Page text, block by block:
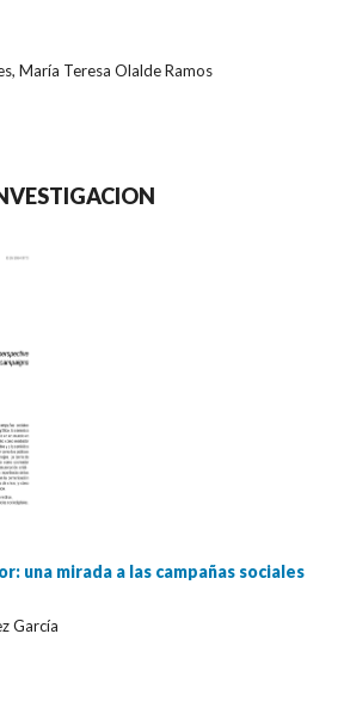
María Teresa Olalde Ramos
una mirada a las campañas sociales
García